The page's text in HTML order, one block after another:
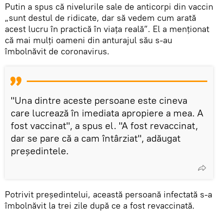
Putin a spus că nivelurile sale de anticorpi din vaccin
„sunt destul de ridicate, dar să vedem cum arată
acest lucru în practică în viața reală”. El a menționat
că mai mulți oameni din anturajul său s-au
îmbolnăvit de coronavirus.
"Una dintre aceste persoane este cineva
care lucrează în imediata apropiere a mea. A
fost vaccinat", a spus el. "A fost revaccinat,
dar se pare că a cam întârziat", adăugat
președintele.
Potrivit președintelui, această persoană infectată s-a
îmbolnăvit la trei zile după ce a fost revaccinată.